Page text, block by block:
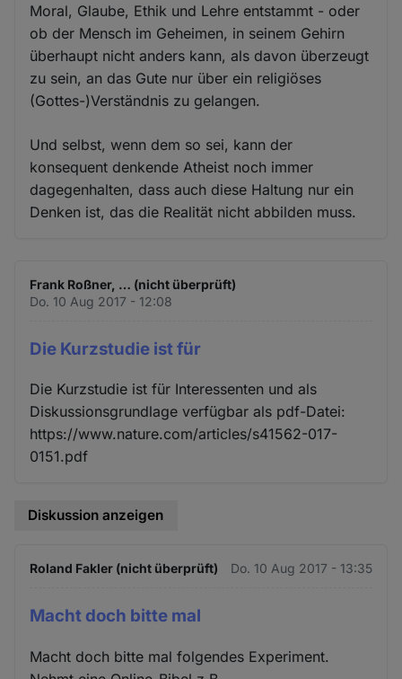
Moral, Glaube, Ethik und Lehre entstammt - oder
ob der Mensch im Geheimen, in seinem Gehirn
überhaupt nicht anders kann, als davon überzeugt
zu sein, an das Gute nur über ein religiöses
(Gottes-)Verständnis zu gelangen.
Und selbst, wenn dem so sei, kann der
konsequent denkende Atheist noch immer
dagegenhalten, dass auch diese Haltung nur ein
Denken ist, das die Realität nicht abbilden muss.
Frank Roßner, … (nicht überprüft)
Do. 10 Aug 2017 - 12:08
Die Kurzstudie ist für
Die Kurzstudie ist für Interessenten und als
Diskussionsgrundlage verfügbar als pdf-Datei:
https://www.nature.com/articles/s41562-017-
0151.pdf
Diskussion anzeigen
Roland Fakler (nicht überprüft) Do. 10 Aug 2017 - 13:35
Macht doch bitte mal
Macht doch bitte mal folgendes Experiment.